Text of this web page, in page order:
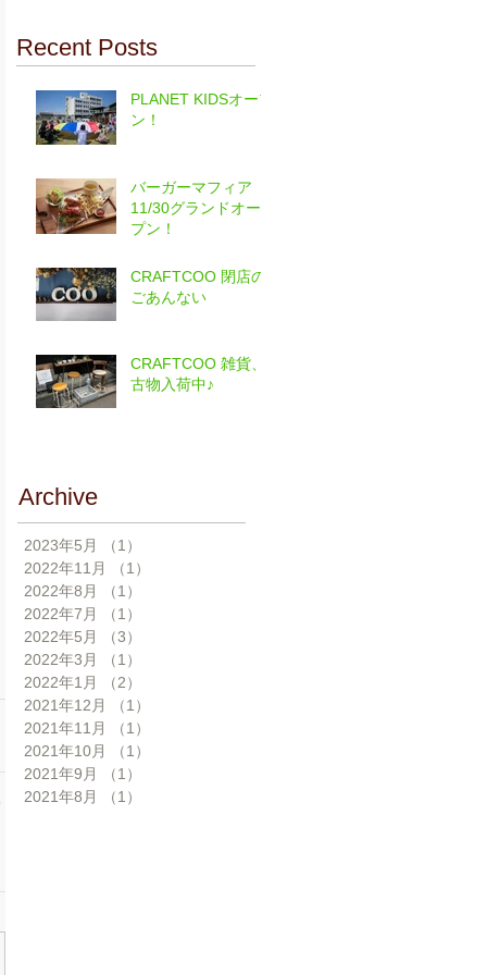
Recent Posts
PLANET KIDSオープ
ン！
バーガーマフィア
11/30グランドオー
プン！
CRAFTCOO 閉店の
ごあんない
CRAFTCOO 雑貨、
古物入荷中♪
Archive
2023年5月 （1）
2022年11月
（1）
2022年8月
（1）
2022年7月
（1）
2022年5月
（3）
2022年3月
（1）
2022年1月
（2）
2021年12月
（1）
2021年11月
（1）
2021年10月
（1）
2021年9月
（1）
2021年8月
（1）